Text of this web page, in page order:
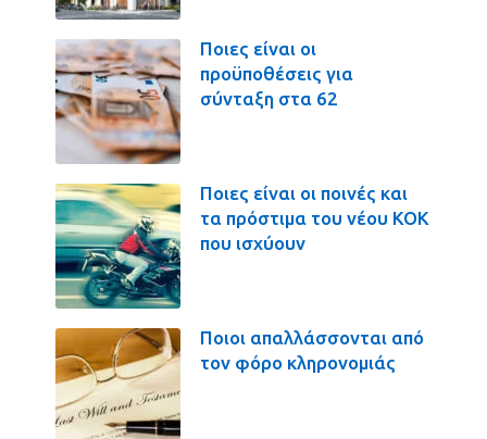
Ποιες είναι οι
προϋποθέσεις για
σύνταξη στα 62
Ποιες είναι οι ποινές και
τα πρόστιμα του νέου ΚΟΚ
που ισχύουν
Ποιοι απαλλάσσονται από
τον φόρο κληρονομιάς